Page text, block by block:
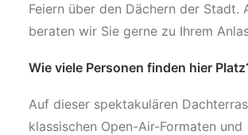
Feiern über den Dächern der Stadt.
beraten wir Sie gerne zu Ihrem
Wie viele Personen finden hier
Auf dieser spektakulären
klassischen Open-Air-Formaten und